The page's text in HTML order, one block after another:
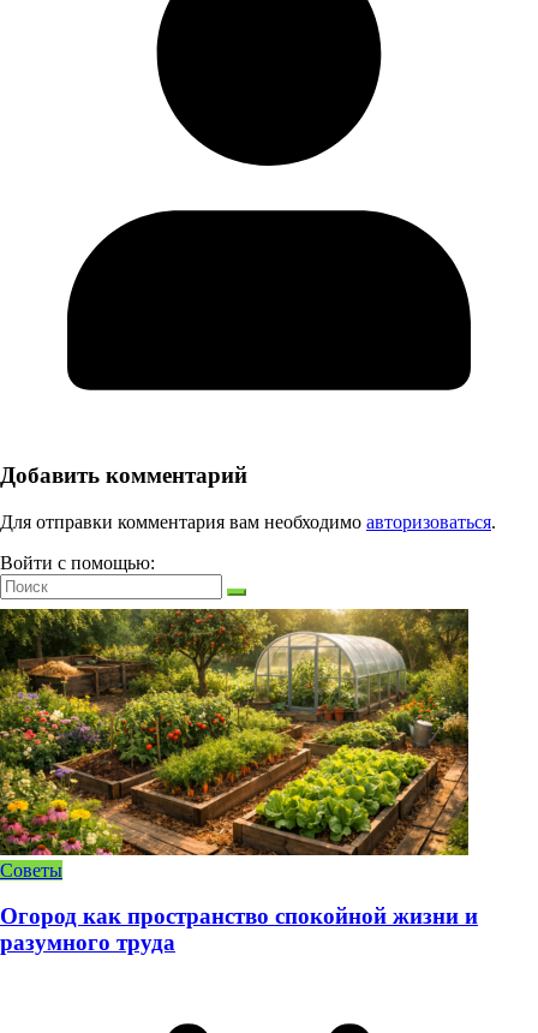
Добавить комментарий
Для отправки комментария вам необходимо авторизоваться.
Войти с помощью:
Советы
Огород как пространство спокойной жизни и
разумного труда